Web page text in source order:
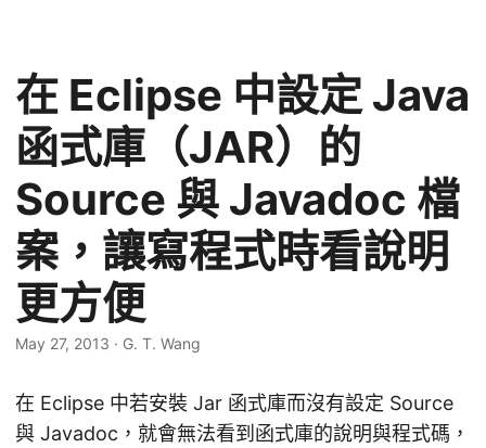
在 Eclipse 中設定 Java
函式庫（JAR）的
Source 與 Javadoc 檔
案，讓寫程式時看說明
更方便
May 27, 2013 · G. T. Wang
在 Eclipse 中若安裝 Jar 函式庫而沒有設定 Source
與 Javadoc，就會無法看到函式庫的說明與程式碼，